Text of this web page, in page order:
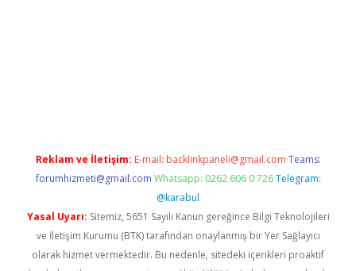
Reklam ve İletişim: E-mail: backlinkpaneli@gmail.com Teams:
forumhizmeti@gmail.com Whatsapp: 0262 606 0 726 Telegram:
@karabul
Yasal Uyarı: Sitemiz, 5651 Sayılı Kanun gereğince Bilgi Teknolojileri
ve İletişim Kurumu (BTK) tarafından onaylanmış bir Yer Sağlayıcı
olarak hizmet vermektedir. Bu nedenle, sitedeki içerikleri proaktif